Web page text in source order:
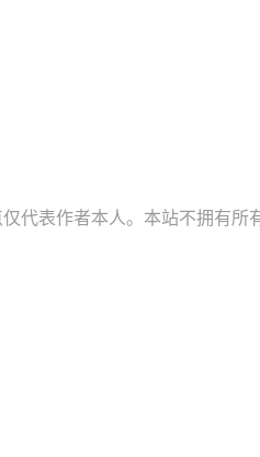
代表作者本人。本站不拥有所